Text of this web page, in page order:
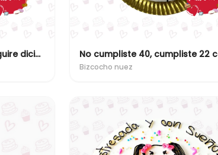
Hoy cumplo 'x' pero yo seguire diciendo que tengo 'x'
Bizcocho nuez